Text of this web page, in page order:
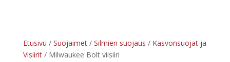
Etusivu / Suojaimet/ Silmien suojaus / Kasvonsuojat ja
Visiirit/ Milwaukee Bolt viisiiri